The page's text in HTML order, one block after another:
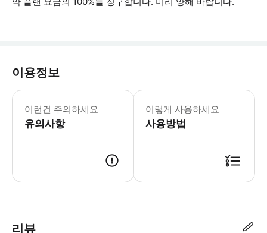
이용정보
이런건 주의하세요
유의사항
이렇게 사용하세요
사용방법
리뷰